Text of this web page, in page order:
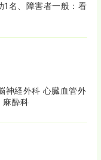
1名、障害者一般：看
神経外科 心臓血管外
麻酔科